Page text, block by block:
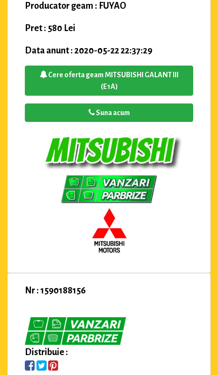
Producator geam : FUYAO
Pret : 580 Lei
Data anunt : 2020-05-22 22:37:29
Cere oferta geam MITSUBISHI GALANT III
(E1A)
Suna acum
Nr : 1590188156
Distribuie :